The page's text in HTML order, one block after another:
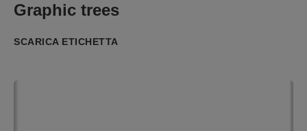
Graphic trees
SCARICA ETICHETTA